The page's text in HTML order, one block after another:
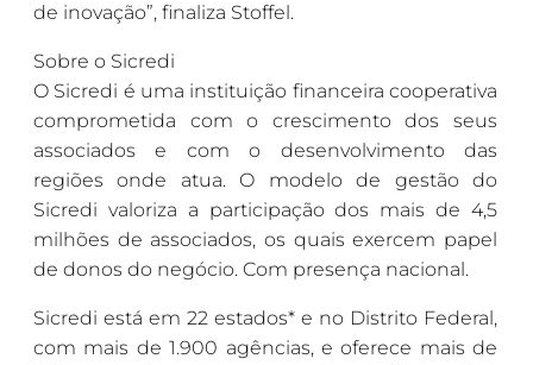
de inovação”, finaliza Stoffel.
Sobre o Sicredi
O Sicredi é uma instituição financeira cooperativa
comprometida com o crescimento dos seus
associados e com o desenvolvimento das
regiões onde atua. O modelo de gestão do
Sicredi valoriza a participação dos mais de 4,5
milhões de associados, os quais exercem papel
de donos do negócio. Com presença nacional.
Sicredi está em 22 estados* e no Distrito Federal,
com mais de 1.900 agências, e oferece mais de